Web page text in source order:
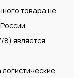
товара не
является